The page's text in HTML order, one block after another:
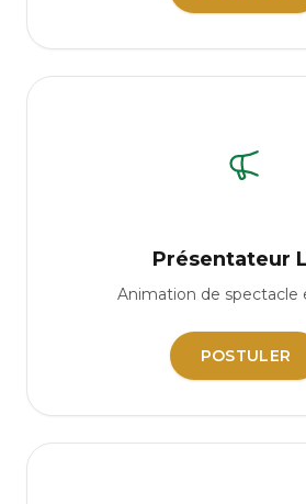
Présentateur
Animation de spectacle
POSTULER